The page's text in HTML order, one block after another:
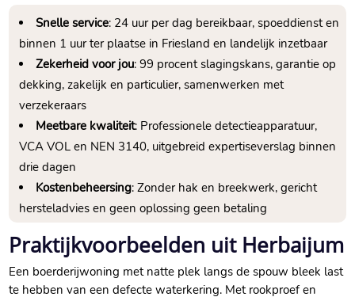
Snelle service: 24 uur per dag bereikbaar, spoeddienst en
binnen 1 uur ter plaatse in Friesland en landelijk inzetbaar
Zekerheid voor jou: 99 procent slagingskans, garantie op
dekking, zakelijk en particulier, samenwerken met
verzekeraars
Meetbare kwaliteit: Professionele detectieapparatuur,
VCA VOL en NEN 3140, uitgebreid expertiseverslag binnen
drie dagen
Kostenbeheersing: Zonder hak en breekwerk, gericht
hersteladvies en geen oplossing geen betaling
Praktijkvoorbeelden uit Herbaijum
Een boerderijwoning met natte plek langs de spouw bleek last
te hebben van een defecte waterkering.​ Met rookproef en